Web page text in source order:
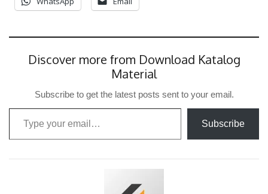
Discover more from Download Katalog
Material
Subscribe to get the latest posts sent to your email.
Type your email…
Subscribe